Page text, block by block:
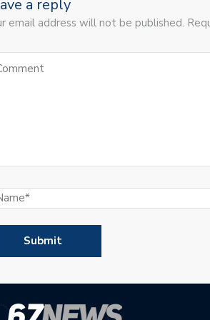
a reply
email address will not be published.